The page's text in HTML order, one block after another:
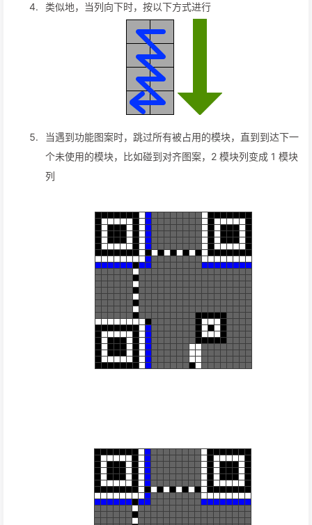
类似地，当列向下时，按以下方式进行
当遇到功能图案时，跳过所有被占用的模块，直到到达下一
个未使用的模块，比如碰到对齐图案，2 模块列变成 1 模块
列